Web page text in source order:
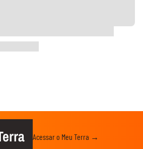
Acessar o Meu Terra →